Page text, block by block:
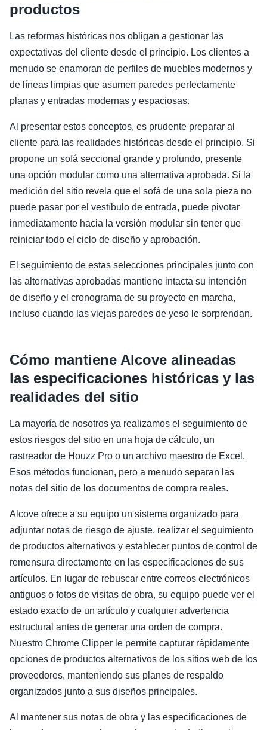
productos
Las reformas históricas nos obligan a gestionar las
expectativas del cliente desde el principio. Los clientes a
menudo se enamoran de perfiles de muebles modernos y
de líneas limpias que asumen paredes perfectamente
planas y entradas modernas y espaciosas.
Al presentar estos conceptos, es prudente preparar al
cliente para las realidades históricas desde el principio. Si
propone un sofá seccional grande y profundo, presente
una opción modular como una alternativa aprobada. Si la
medición del sitio revela que el sofá de una sola pieza no
puede pasar por el vestíbulo de entrada, puede pivotar
inmediatamente hacia la versión modular sin tener que
reiniciar todo el ciclo de diseño y aprobación.
El seguimiento de estas selecciones principales junto con
las alternativas aprobadas mantiene intacta su intención
de diseño y el cronograma de su proyecto en marcha,
incluso cuando las viejas paredes de yeso le sorprendan.
Cómo mantiene Alcove alineadas
las especificaciones históricas y las
realidades del sitio
La mayoría de nosotros ya realizamos el seguimiento de
estos riesgos del sitio en una hoja de cálculo, un
rastreador de Houzz Pro o un archivo maestro de Excel.
Esos métodos funcionan, pero a menudo separan las
notas del sitio de los documentos de compra reales.
Alcove ofrece a su equipo un sistema organizado para
adjuntar notas de riesgo de ajuste, realizar el seguimiento
de productos alternativos y establecer puntos de control de
remensura directamente en las especificaciones de sus
artículos. En lugar de rebuscar entre correos electrónicos
antiguos o fotos de visitas de obra, su equipo puede ver el
estado exacto de un artículo y cualquier advertencia
estructural antes de generar una orden de compra.
Nuestro Chrome Clipper le permite capturar rápidamente
opciones de productos alternativos de los sitios web de los
proveedores, manteniendo sus planes de respaldo
organizados junto a sus diseños principales.
Al mantener sus notas de obra y las especificaciones de